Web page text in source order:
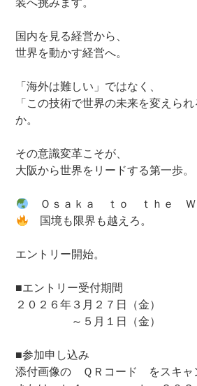
装へ挑みます。
国内を見る経営から、
世界を動かす経営へ。
「海外は難しい」ではなく、
「この技術で世界の未来を変えら
か。
その意識変革こそが、
大阪から世界をリードする第一歩。
Ｏｓａｋａ ｔｏ ｔｈｅ Ｗ
国境も限界も越えろ。
エントリー開始。
■エントリー受付期間
２０２６年３月２７日（金）
～５月１日（金）
■参加申し込み
添付画像の ＱＲコード をスキャ